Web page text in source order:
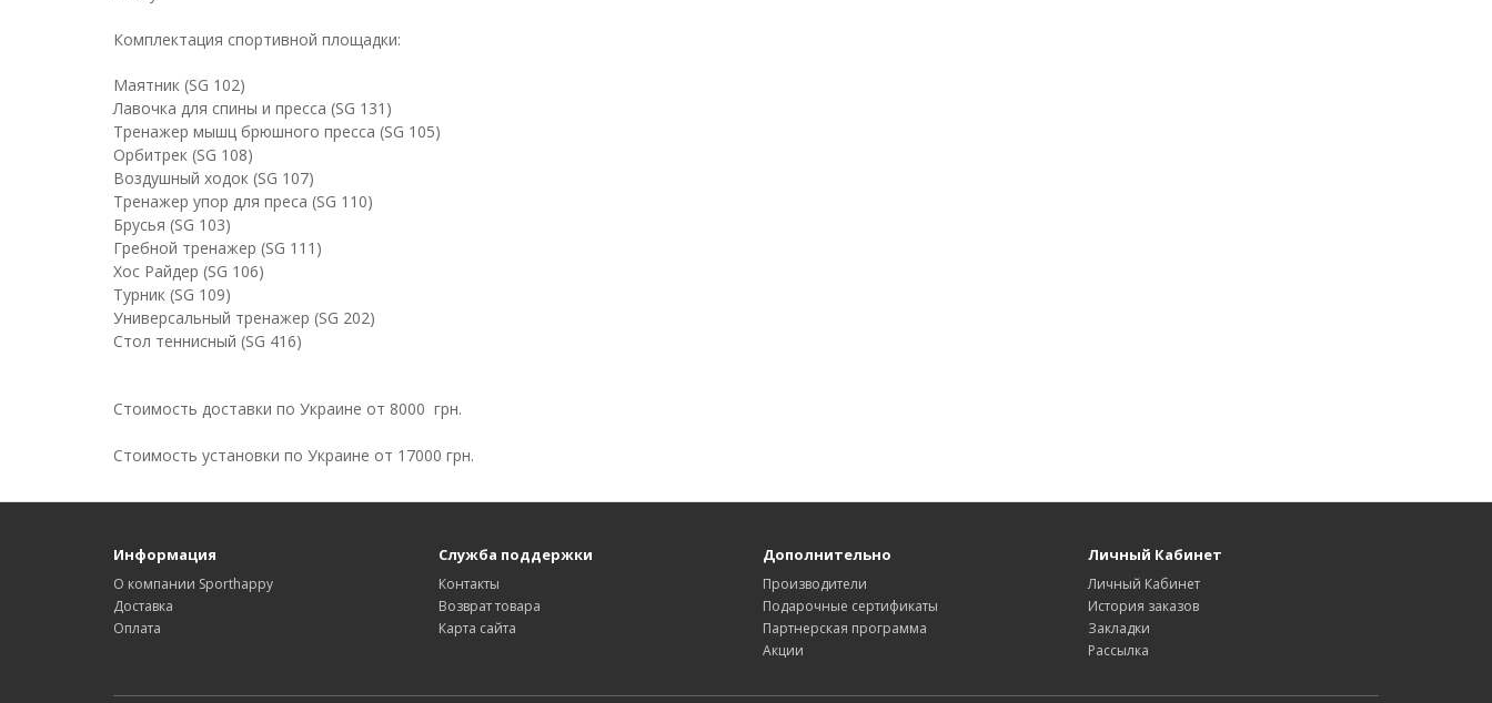
Комплектация спортивной площадки:
Маятник (SG 102)
Лавочка для спины и пресса (SG 131)
Тренажер мышц брюшного пресса (SG 105)
Орбитрек (SG 108)
Воздушный ходок (SG 107)
Тренажер упор для преса (SG 110)
Брусья (SG 103)
Гребной тренажер (SG 111)
Хос Райдер (SG 106)
Турник (SG 109)
Универсальный тренажер (SG 202)
Стол теннисный (SG 416)
Стоимость доставки по Украине от 8000 грн.
Стоимость установки по Украине от 17000 грн.
Информация
О компании Sporthappy
Доставка
Оплата
Служба поддержки
Контакты
Возврат товара
Карта сайта
Дополнительно
Производители
Подарочные сертификаты
Партнерская программа
Акции
Личный Кабинет
Личный Кабинет
История заказов
Закладки
Рассылка